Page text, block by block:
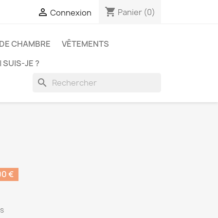
 Connexion shopping_cart Panier (0)
CHAMBRE
VÊTEMENTS
SUIS-JE ?
search
€